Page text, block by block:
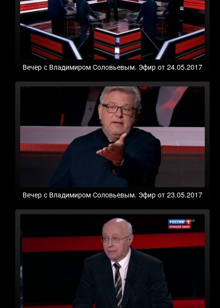
Вечер с Владимиром Соловьевым. Эфир от 24.05.2017
Вечер с Владимиром Соловьевым. Эфир от 23.05.2017